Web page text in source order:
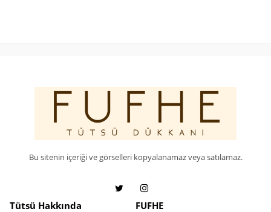
Bu sitenin içeriği ve görselleri kopyalanamaz veya satılamaz.
Tütsü Hakkında FUFHE